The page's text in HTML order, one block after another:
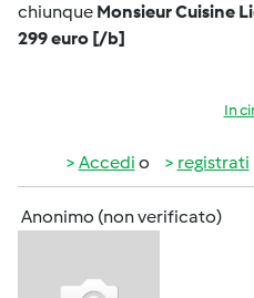
chiunque Monsieur Cuisine
299 euro [/b]
In
Accedi o registrati
Anonimo (non verificato)